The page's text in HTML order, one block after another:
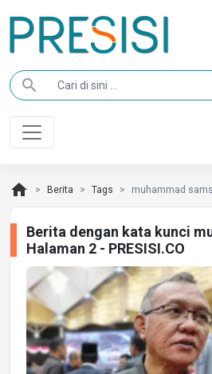
search
home Berita Tags muhammad
Berita dengan kata kunci
Halaman 2 - PRESISI.CO